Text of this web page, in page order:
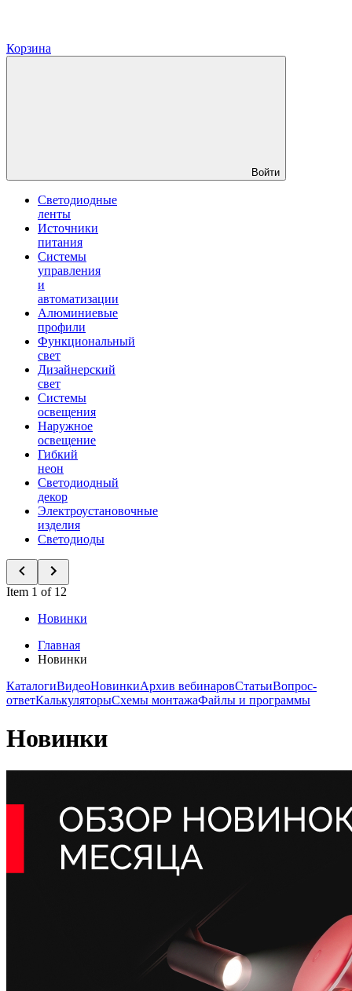
Корзина
Войти
Светодиодные
ленты
Источники
питания
Системы
управления
и
автоматизации
Алюминиевые
профили
Функциональный
свет
Дизайнерский
свет
Системы
освещения
Наружное
освещение
Гибкий
неон
Светодиодный
декор
Электроустановочные
изделия
Светодиоды
Item 1 of 12
Новинки
Главная
Новинки
КаталогиВидеоНовинкиАрхив вебинаровСтатьиВопрос-
ответКалькуляторыСхемы монтажаФайлы и программы
Новинки